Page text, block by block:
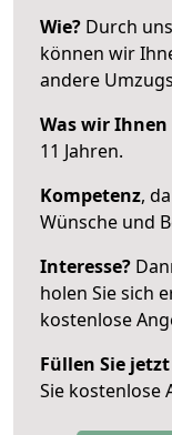
Wie? Durch
können wir
andere
Was wir Ihnen
11 Jahren.
Kompetenz,
Wünsche und
Interesse?
holen Sie sich
kostenlose
Füllen Sie
Sie kostenlose